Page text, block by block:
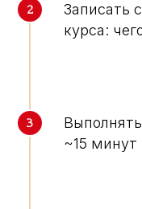
Записать
курса:
~15 минут